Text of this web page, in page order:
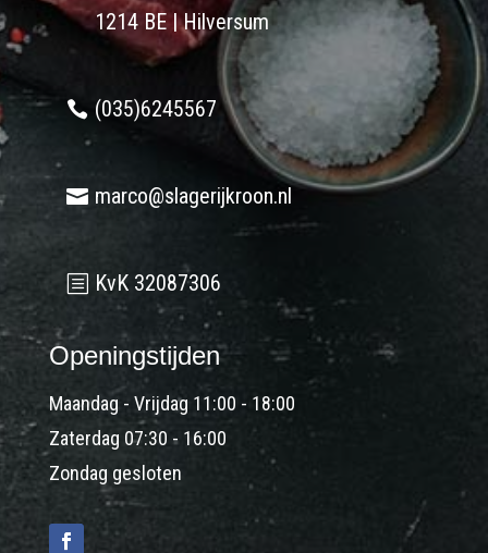
1214 BE | Hilversum
(035)6245567
marco@slagerijkroon.nl
KvK 32087306
Openingstijden
Maandag - Vrijdag 11:00 - 18:00
Zaterdag 07:30 - 16:00
Zondag gesloten